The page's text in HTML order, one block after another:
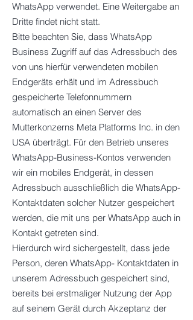
WhatsApp verwendet. Eine Weitergabe an
Dritte findet nicht statt.
Bitte beachten Sie, dass WhatsApp
Business Zugriff auf das Adressbuch des
von uns hierfür verwendeten mobilen
Endgeräts erhält und im Adressbuch
gespeicherte Telefonnummern
automatisch an einen Server des
Mutterkonzerns Meta Platforms Inc. in den
USA überträgt. Für den Betrieb unseres
WhatsApp-Business-Kontos verwenden
wir ein mobiles Endgerät, in dessen
Adressbuch ausschließlich die WhatsApp-
Kontaktdaten solcher Nutzer gespeichert
werden, die mit uns per WhatsApp auch in
Kontakt getreten sind.
Hierdurch wird sichergestellt, dass jede
Person, deren WhatsApp- Kontaktdaten in
unserem Adressbuch gespeichert sind,
bereits bei erstmaliger Nutzung der App
auf seinem Gerät durch Akzeptanz der